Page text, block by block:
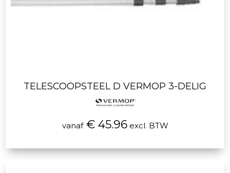
TELESCOOPSTEEL D VERMOP 3-DELIG
vanaf€ 45.96excl. BTW